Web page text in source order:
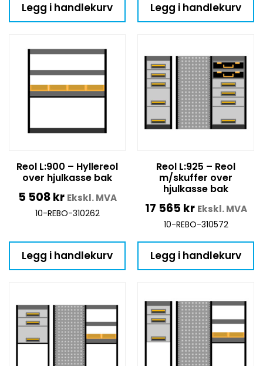
Legg i handlekurv Legg i handlekurv
Reol L:900 – Hyllereol
over hjulkasse bak
5 508kr Ekskl. MVA
10-REBO-310262
Legg i handlekurv
Reol L:925 – Reol
m/skuffer over
hjulkasse bak
17 565 kr Ekskl. MVA
10-REBO-310572
Legg i handlekurv